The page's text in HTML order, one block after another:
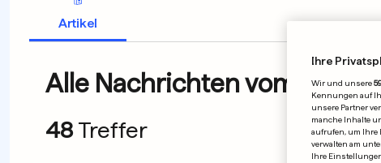
Artikel
Alle Nachrichten vom
48 Treffer
Ihre
Wir und unsere
Kennungen auf
unsere Partner
manche Inhalte
aufrufen, um Ihre
verwalten am
Ihre